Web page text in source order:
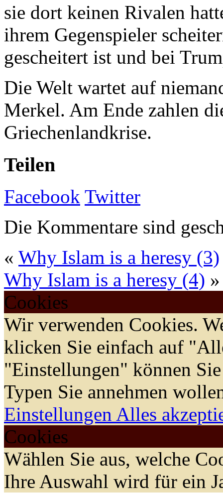
sie dort keinen Rivalen
ihrem Gegenspieler
gescheitert ist und bei
Die Welt wartet auf
Merkel. Am Ende zahlen
Griechenlandkrise.
Teilen
Facebook Twitter
Die Kommentare sind
« Why Islam is a heresy (3)
Why Islam is a heresy (4) »
Cookies
Wir verwenden Cookies.
klicken Sie einfach auf
"Einstellungen" können
Typen Sie annehmen
Einstellungen Alles
Cookies
Wählen Sie aus, welche
Ihre Auswahl wird für ein